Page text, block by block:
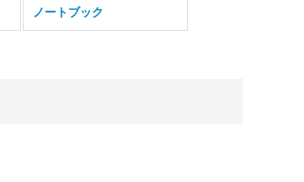
ノートブック